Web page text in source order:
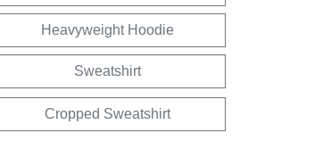
Heavyweight Hoodie
Sweatshirt
Cropped Sweatshirt